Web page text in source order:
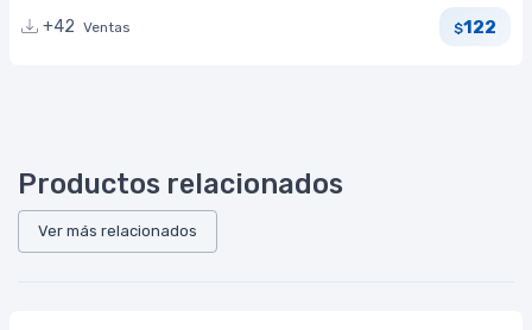
+42 Ventas $122
Productos relacionados
Ver más relacionados